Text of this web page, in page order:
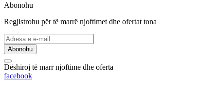
Abonohu
Regjistrohu për të marrë njoftimet dhe ofertat tona
Abonohu
Dëshiroj të marr njoftime dhe oferta
facebook